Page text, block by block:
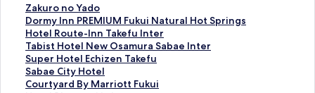
Zakuro no Yado
Z
a
k
u
r
o
n
Dormy Inn PREMIUM Fukui Natural Hot Springs
D
o
r
m
y
I
Hotel Route-Inn Takefu Inter
H
o
t
e
l
Tabist Hotel New Osamura Sabae Inter
T
a
b
i
Super Hotel Echizen Takefu
S
u
p
Sabae City Hotel
S
a
Courtyard By Marriott Fukui
C